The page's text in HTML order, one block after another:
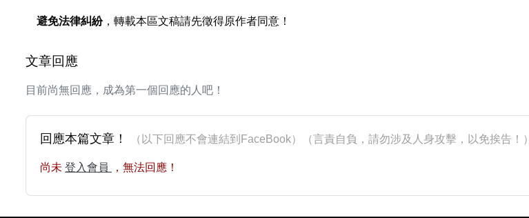
避免法律糾紛，轉載本區文稿請先徵得原作者同意！
文章回應
目前尚無回應，成為第一個回應的人吧！
回應本篇文章！ （以下回應不會連結到FaceBook）（言責自負，請勿涉及人身攻擊，以免挨告！）
尚未 登入會員 ，無法回應！